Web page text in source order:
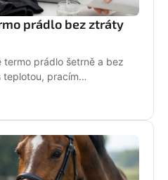
prádlo bez ztráty
prádlo šetrně a bez
teplotou, pracím